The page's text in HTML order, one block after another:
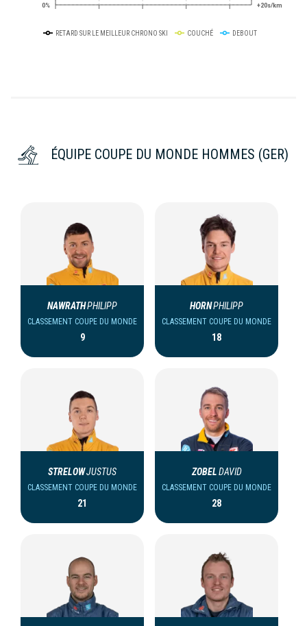
0% +20s/km
RETARD SUR LE MEILLEUR CHRONO SKI COUCHÉ DEBOUT
ÉQUIPE COUPE DU MONDE HOMMES (GER)
NAWRATHPHILIPP
CLASSEMENT COUPE DU MONDE
9
HORNPHILIPP
CLASSEMENT COUPE DU MONDE
18
STRELOWJUSTUS
CLASSEMENT COUPE DU MONDE
21
ZOBELDAVID
CLASSEMENT COUPE DU MONDE
28